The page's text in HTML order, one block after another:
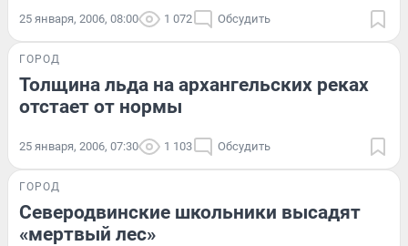
25 января, 2006, 08:00 1 072 Обсудить
ГОРОД
Толщина льда на архангельских реках
отстает от нормы
25 января, 2006, 07:30 1 103 Обсудить
ГОРОД
Северодвинские школьники высадят
«мертвый лес»